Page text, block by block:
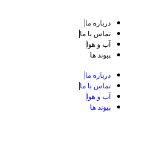
درباره ما
تماس با ما
آب و هوا
پیوند ها
درباره ما
تماس با ما
آب و هوا
پیوند ها